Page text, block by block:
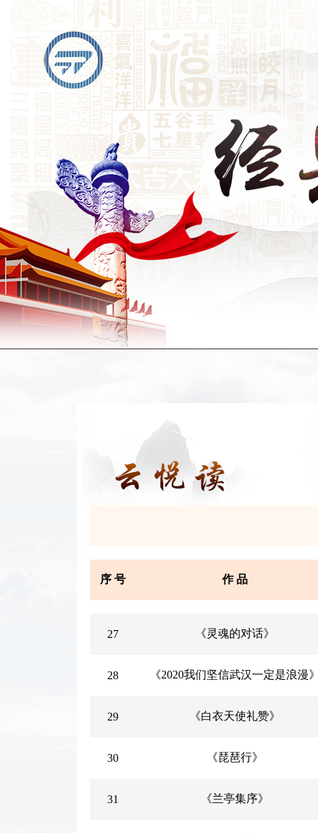
序 号 作 品
27 《灵魂的对话》
28 《2020我们坚信武汉一定是浪漫
29 《白衣天使礼赞》
30 《琵琶行》
31 《兰亭集序》